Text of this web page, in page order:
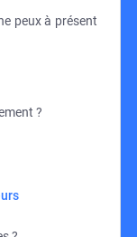
peux à présent
?